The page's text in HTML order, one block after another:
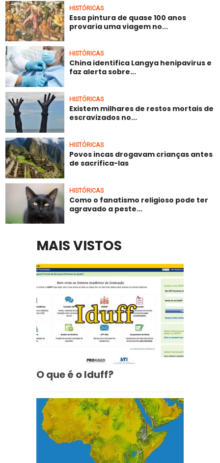
HISTÓRICAS
Essa pintura de quase 100 anos
provaria uma viagem no...
HISTÓRICAS
China identifica Langya henipavirus e
faz alerta sobre...
HISTÓRICAS
Existem milhares de restos mortais de
escravizados no...
HISTÓRICAS
Povos incas drogavam crianças antes
de sacrifica-las
HISTÓRICAS
Como o fanatismo religioso pode ter
agravado a peste...
MAIS VISTOS
O que é o Iduff?